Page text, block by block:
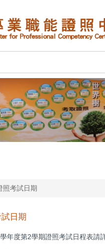
照考試日期
日期
年度第2學期證照考試日程表請